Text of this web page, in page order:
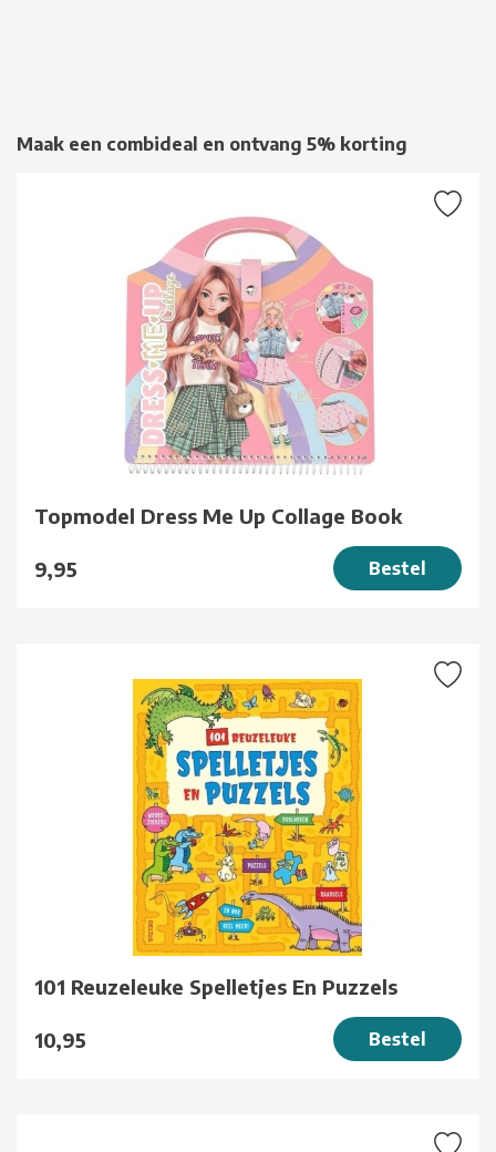
Maak een combideal en ontvang 5% korting
Topmodel Dress Me Up Collage Book
9,95 Bestel
101 Reuzeleuke Spelletjes En Puzzels
10,95 Bestel